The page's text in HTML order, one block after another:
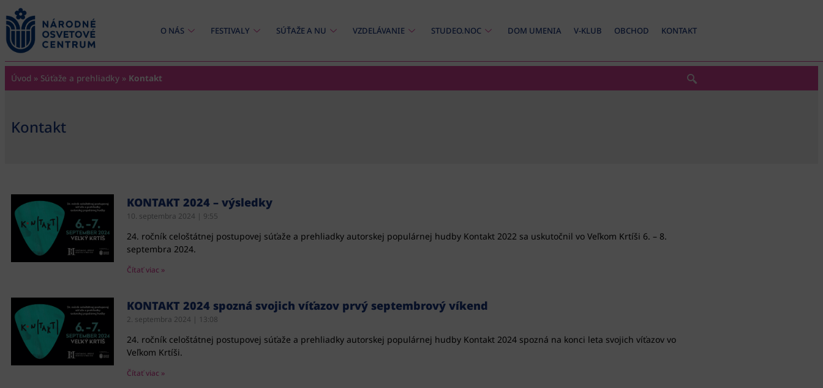
content
O NÁS FESTIVALY SÚŤAŽE A NU VZDELÁVANIE STUDEO.NOC DOM UMENIA V-KLUB OBCHOD KONTAKT
Úvod » Súťaže a prehliadky » Kontakt
Kontakt
KONTAKT 2024 – výsledky
10. septembra 2024 9:55
24. ročník celoštátnej postupovej súťaže a prehliadky autorskej populárnej hudby Kontakt 2022 sa uskutočnil vo Veľkom Krtíši 6. – 8.
septembra 2024.
Čítať viac »
KONTAKT 2024 spozná svojich víťazov prvý septembrový víkend
2. septembra 2024 13:08
24. ročník celoštátnej postupovej súťaže a prehliadky autorskej populárnej hudby Kontakt 2024 spozná na konci leta svojich víťazov vo
Veľkom Krtíši.
Čítať viac »